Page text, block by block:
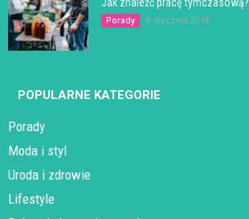
Jak znaleźć pracę tymczasową?
Porady 9 stycznia 2018
POPULARNE KATEGORIE
Porady
Moda i styl
Uroda i zdrowie
Lifestyle